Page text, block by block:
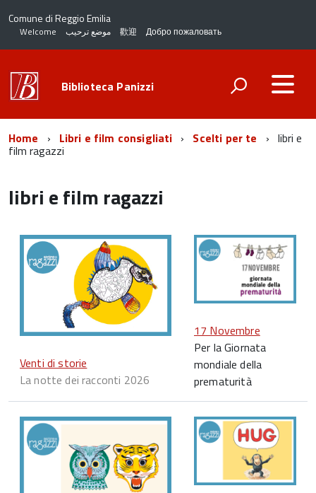
Comune di Reggio Emilia
Welcome موضع ترحيب 歡迎 Добро пожаловать
Biblioteca Panizzi
Home Libri e film consigliati Scelti per te libri e
film ragazzi
libri e film ragazzi
Venti di storie
La notte dei racconti 2026
17 Novembre
Per la Giornata
mondiale della
prematurità